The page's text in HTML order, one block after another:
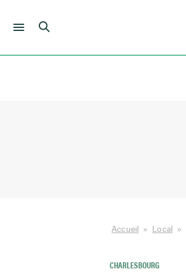
Skip
Accueil » Local »
CHARLESBOURG